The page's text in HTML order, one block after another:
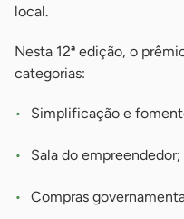
local.
Nesta 12ª edição, o
categorias:
Simplificação e
Sala do empreendedor;
Compras